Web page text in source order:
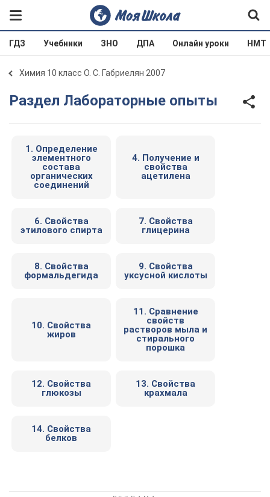
ГДЗ Учебники ЗНО ДПА Онлайн уроки НМТ
Химия 10 класс О. С. Габриелян 2007
Раздел Лабораторные опыты
1. Определение
элементного
состава
органических
соединений
4. Получение и
свойства
ацетилена
6. Свойства
этилового спирта
7. Свойства
глицерина
8. Свойства
формальдегида
9. Свойства
уксусной кислоты
10. Свойства
жиров
11. Сравнение
свойств
растворов мыла и
стирального
порошка
12. Свойства
глюкозы
13. Свойства
крахмала
14. Свойства
белков